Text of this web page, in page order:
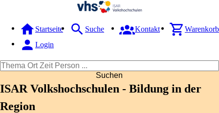
Startseite Suche Kontakt
Warenkorb
Login
Suchen
ISAR Volkshochschulen - Bildung in der
Region